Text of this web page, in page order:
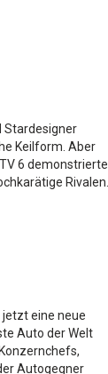
Stardesigner
Keilform. Aber
6 demonstrierte.
Rivalen.
jetzt eine neue
Auto der Welt
Autogegner